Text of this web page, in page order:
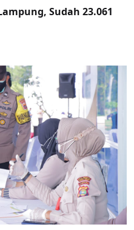
Sudah 23.061